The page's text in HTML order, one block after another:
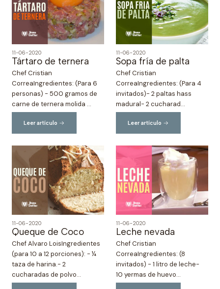
11-06-2020
Tártaro de ternera
Chef Cristian
CorreaIngredientes: (Para 6
personas) - 500 gramos de
carne de ternera molida ...
Leer artículo
11-06-2020
Sopa fría de palta
Chef Cristian
CorreaIngredientes: (Para 4
invitados)- 2 paltas hass
madural- 2 cucharad...
Leer artículo
11-06-2020
Queque de Coco
Chef Alvaro LoisIngredientes
(para 10 a 12 porciones): - ¼
taza de harina.- 2
cucharadas de polvo...
11-06-2020
Leche nevada
Chef Cristian
CorreaIngredientes: (8
invitados) - 1 litro de leche-
10 yermas de huevo...